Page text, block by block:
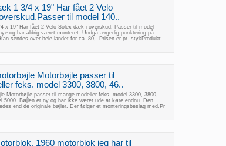
1 3/4 x 19" Har fået 2 Velo
til model 140..
x 19" Har fået 2 Velo Solex dæk i overskud. Passer til model
og har aldrig været monteret. Undgå ærgerlig punktering på
sendes over hele landet for ca. 80,- Prisen er pr. stykProdukt:
Motorbøjle passer til
feks. model 3300, 3800, 46..
Motorbøjle passer til mange modeller feks. model 3300, 3800,
5000. Bøjlen er ny og har ikke været ude at køre endnu. Den
end de originale bøjler. Der følger et monteringsbeslag med.Pr
1960 motorblok jeg har til